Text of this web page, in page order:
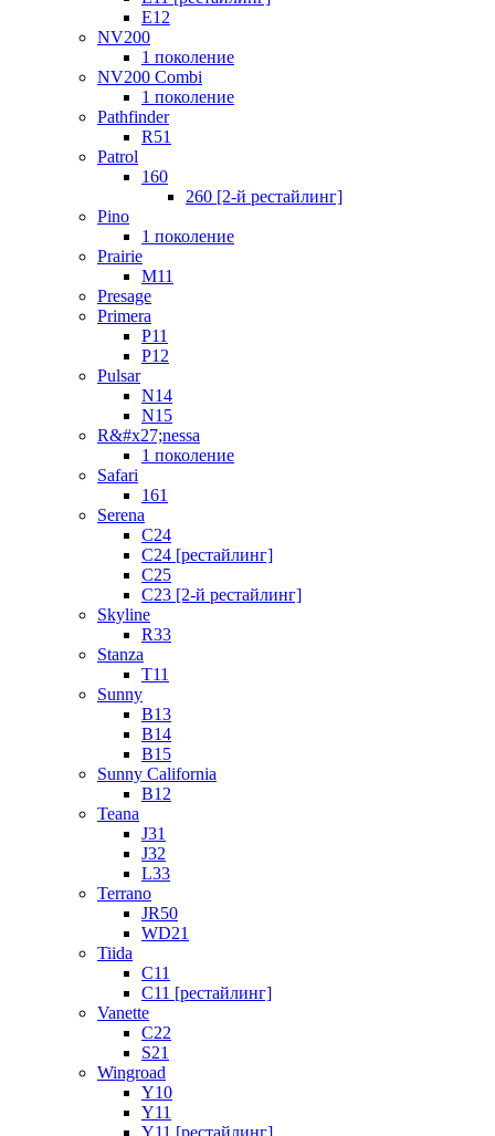
E12
NV200
1 поколение
NV200 Combi
1 поколение
Pathfinder
R51
Patrol
160
260 [2-й рестайлинг]
Pino
1 поколение
Prairie
M11
Presage
Primera
P11
P12
Pulsar
N14
N15
R&#x27;nessa
1 поколение
Safari
161
Serena
C24
C24 [рестайлинг]
C25
С23 [2-й рестайлинг]
Skyline
R33
Stanza
T11
Sunny
B13
B14
B15
Sunny California
B12
Teana
J31
J32
L33
Terrano
JR50
WD21
Tiida
C11
C11 [рестайлинг]
Vanette
C22
S21
Wingroad
Y10
Y11
Y11 [рестайлинг]